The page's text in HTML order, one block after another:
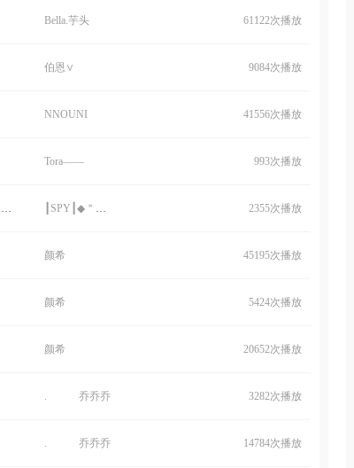
Bella.芋头 61122次播放
伯恩∨ 9084次播放
NNOUNI 41556次播放
Tora—— 993次播放
【学校2015OST】Love Song 伯恩FT.苗... ┃SPY┃◆＂苗子 2355次播放
颜希 45195次播放
颜希 5424次播放
颜希 20652次播放
. 乔乔乔 3282次播放
. 乔乔乔 14784次播放